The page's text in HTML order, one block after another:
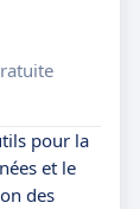
pour la
et le
des